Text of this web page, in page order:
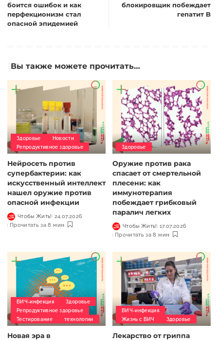
боится ошибок и как
перфекционизм стал
опасной эпидемией
блокировщик побеждает
гепатит B
Вы также можете прочитать…
Здоровье
Новости
Репродуктивное здоровье
Нейросеть против
супербактерии: как
искусственный интеллект
нашел оружие против
опасной инфекции
Чтобы Жить! 24.07.2026
Прочитать за 8 мин
Здоровье
Оружие против рака
спасает от смертельной
плесени: как
иммунотерапия
побеждает грибковый
паралич легких
Чтобы Жить! 17.07.2026
Прочитать за 8 мин
ВИЧ-инфекция
Здоровье
Репродуктивное здоровье
Тестирование
технологии
Новая эра в
ВИЧ-инфекция
Жизнь с ВИЧ
Здоровье
Лекарство от гриппа